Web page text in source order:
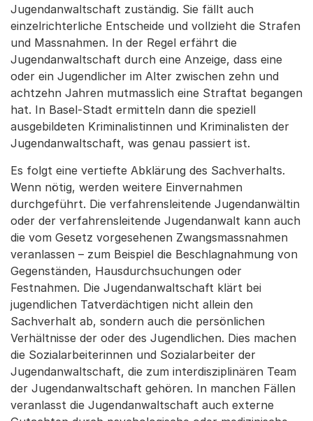
Jugendanwaltschaft zuständig. Sie fällt auch
einzelrichterliche Entscheide und vollzieht die Strafen
und Massnahmen. In der Regel erfährt die
Jugendanwaltschaft durch eine Anzeige, dass eine
oder ein Jugendlicher im Alter zwischen zehn und
achtzehn Jahren mutmasslich eine Straftat begangen
hat. In Basel-Stadt ermitteln dann die speziell
ausgebildeten Kriminalistinnen und Kriminalisten der
Jugendanwaltschaft, was genau passiert ist.
Es folgt eine vertiefte Abklärung des Sachverhalts.
Wenn nötig, werden weitere Einvernahmen
durchgeführt. Die verfahrensleitende Jugendanwältin
oder der verfahrensleitende Jugendanwalt kann auch
die vom Gesetz vorgesehenen Zwangsmassnahmen
veranlassen – zum Beispiel die Beschlagnahmung von
Gegenständen, Hausdurchsuchungen oder
Festnahmen. Die Jugendanwaltschaft klärt bei
jugendlichen Tatverdächtigen nicht allein den
Sachverhalt ab, sondern auch die persönlichen
Verhältnisse der oder des Jugendlichen. Dies machen
die Sozialarbeiterinnen und Sozialarbeiter der
Jugendanwaltschaft, die zum interdisziplinären Team
der Jugendanwaltschaft gehören. In manchen Fällen
veranlasst die Jugendanwaltschaft auch externe